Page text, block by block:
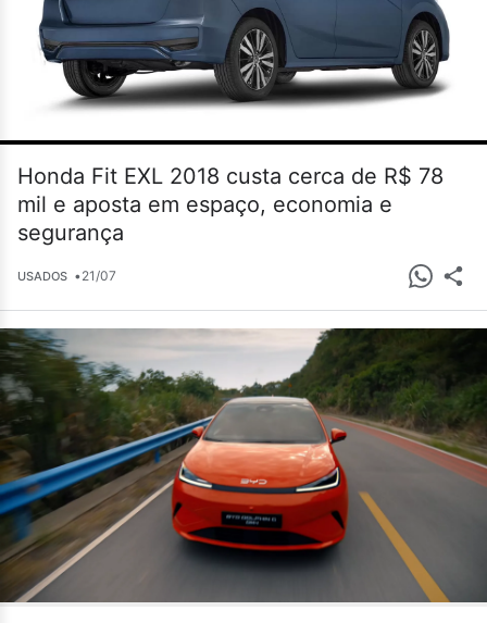
Honda Fit EXL 2018 custa cerca de R$ 78
mil e aposta em espaço, economia e
segurança
USADOS •21/07